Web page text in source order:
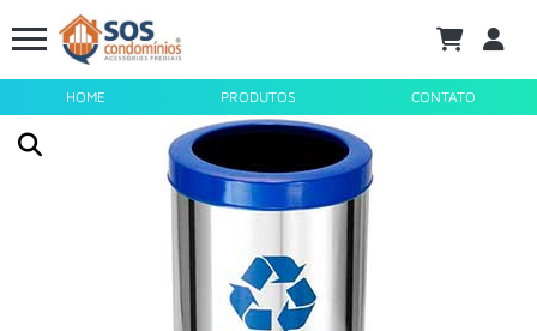
HOME PRODUTOS CONTATO